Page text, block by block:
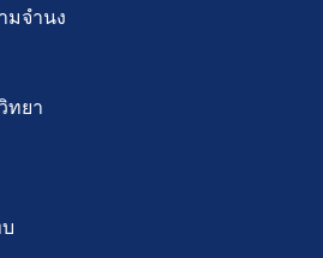
มจำนง
ทยา